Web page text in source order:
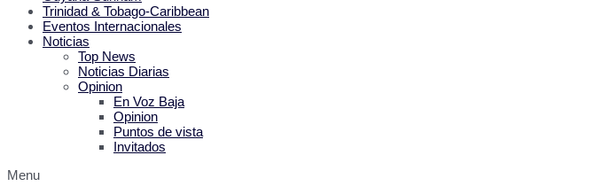
Trinidad & Tobago-Caribbean
Eventos Internacionales
Noticias
Top News
Noticias Diarias
Opinion
En Voz Baja
Opinion
Puntos de vista
Invitados
Menu